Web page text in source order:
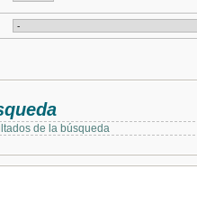
de la búsqueda